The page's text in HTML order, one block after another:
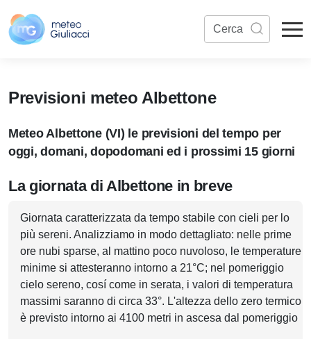
Previsioni meteo Albettone
Meteo Albettone (VI) le previsioni del tempo per
oggi, domani, dopodomani ed i prossimi 15 giorni
La giornata di Albettone in breve
Giornata caratterizzata da tempo stabile con cieli per lo
più sereni. Analizziamo in modo dettagliato: nelle prime
ore nubi sparse, al mattino poco nuvoloso, le temperature
minime si attesteranno intorno a 21°C; nel pomeriggio
cielo sereno, cosí come in serata, i valori di temperatura
massimi saranno di circa 33°. L'altezza dello zero termico
è previsto intorno ai 4100 metri in ascesa dal pomeriggio